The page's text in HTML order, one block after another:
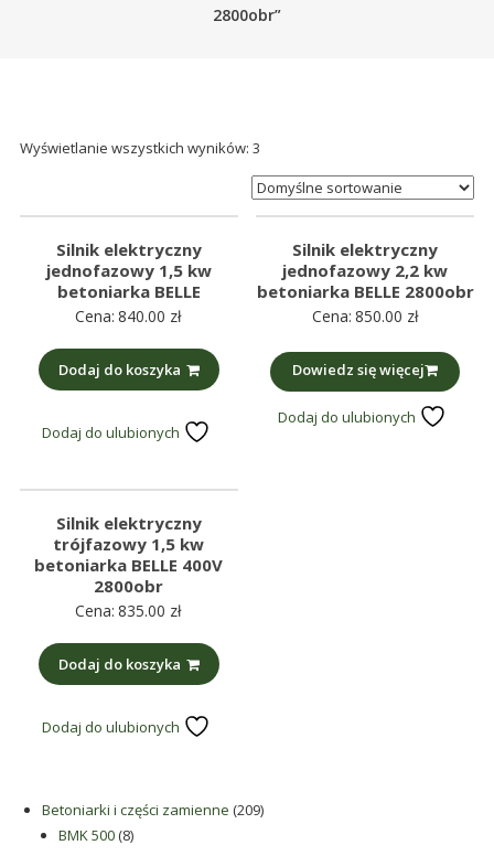
maszynowe.
rodzaju
części
betoniarek,
maszyn
także
zamienne.
2800obr”
Wyświetlanie wszystkich wyników: 3
Silnik elektryczny
jednofazowy 1,5 kw
betoniarka BELLE
Cena: 840.00 zł
Dodaj do koszyka
Dodaj do ulubionych
Silnik elektryczny
jednofazowy 2,2 kw
betoniarka BELLE 2800obr
Cena: 850.00 zł
Dowiedz się więcej
Dodaj do ulubionych
Silnik elektryczny
trójfazowy 1,5 kw
betoniarka BELLE 400V
2800obr
Cena: 835.00 zł
Dodaj do koszyka
Dodaj do ulubionych
Betoniarki i części zamienne 209209
BMK 500 88